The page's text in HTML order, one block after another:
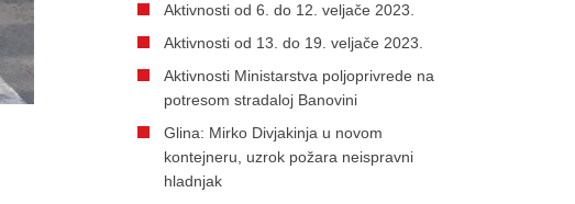
Aktivnosti od 6. do 12. veljače 2023.
Aktivnosti od 13. do 19. veljače 2023.
Aktivnosti Ministarstva poljoprivrede na
potresom stradaloj Banovini
Glina: Mirko Divjakinja u novom
kontejneru, uzrok požara neispravni
hladnjak